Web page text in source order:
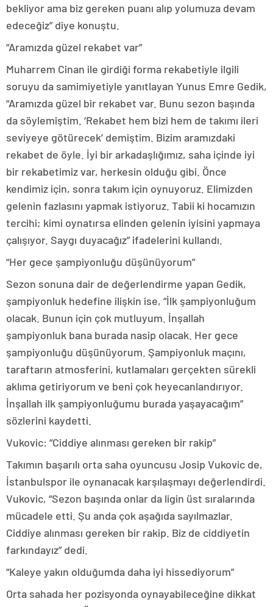
bekliyor ama biz gereken puanı alıp yolumuza devam
edeceğiz” diye konuştu.
“Aramızda güzel rekabet var”
Muharrem Cinan ile girdiği forma rekabetiyle ilgili
soruyu da samimiyetiyle yanıtlayan Yunus Emre Gedik,
“Aramızda güzel bir rekabet var. Bunu sezon başında
da söylemiştim. ‘Rekabet hem bizi hem de takımı ileri
seviyeye götürecek’ demiştim. Bizim aramızdaki
rekabet de öyle. İyi bir arkadaşlığımız, saha içinde iyi
bir rekabetimiz var, herkesin olduğu gibi. Önce
kendimiz için, sonra takım için oynuyoruz. Elimizden
gelenin fazlasını yapmak istiyoruz. Tabii ki hocamızın
tercihi; kimi oynatırsa elinden gelenin iyisini yapmaya
çalışıyor. Saygı duyacağız” ifadelerini kullandı.
“Her gece şampiyonluğu düşünüyorum”
Sezon sonuna dair de değerlendirme yapan Gedik,
şampiyonluk hedefine ilişkin ise, “İlk şampiyonluğum
olacak. Bunun için çok mutluyum. İnşallah
şampiyonluk bana burada nasip olacak. Her gece
şampiyonluğu düşünüyorum. Şampiyonluk maçını,
taraftarın atmosferini, kutlamaları gerçekten sürekli
aklıma getiriyorum ve beni çok heyecanlandırıyor.
İnşallah ilk şampiyonluğumu burada yaşayacağım”
sözlerini kaydetti.
Vukovic: “Ciddiye alınması gereken bir rakip”
Takımın başarılı orta saha oyuncusu Josip Vukovic de,
İstanbulspor ile oynanacak karşılaşmayı değerlendirdi.
Vukovic, “Sezon başında onlar da ligin üst sıralarında
mücadele etti. Şu anda çok aşağıda sayılmazlar.
Ciddiye alınması gereken bir rakip. Biz de ciddiyetin
farkındayız” dedi.
“Kaleye yakın olduğumda daha iyi hissediyorum”
Orta sahada her pozisyonda oynayabileceğine dikkat